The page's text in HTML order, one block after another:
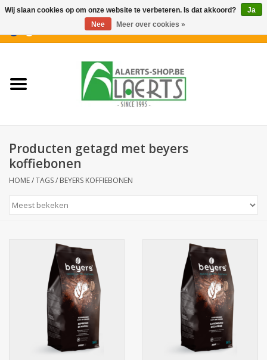
Nieuwigheden
Koffiekoekjes
Aperitiefkoekjes
Botanicals
Snoeppot-Snoep
Producten getagd met beyers
koffiebonen
HOME/TAGS/ BEYERS KOFFIEBONEN
Wij slaan cookies op om onze website te verbeteren. Is dat akkoord?
Ja
Nee
Meer over cookies »